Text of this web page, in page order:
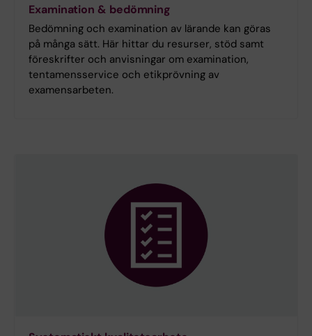
Examination & bedömning
Bedömning och examination av lärande kan göras
på många sätt. Här hittar du resurser, stöd samt
föreskrifter och anvisningar om examination,
tentamensservice och etikprövning av
examensarbeten.